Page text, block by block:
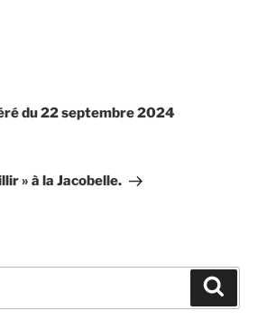
du 22 septembre 2024
» à la Jacobelle.